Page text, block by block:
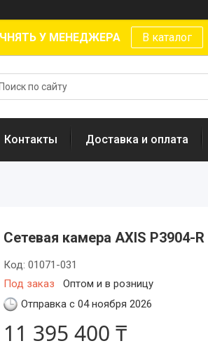
У МЕНЕДЖЕРА В каталог
Контакты Доставка и оплата
Сетевая камера AXIS P3904-R
Под заказ Оптом и в розницу
Код: 01071-031
Отправка с 04 ноября 2026
11 395 400 ₸